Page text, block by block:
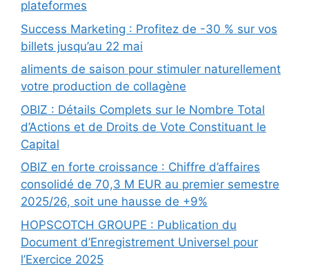
plateformes
Success Marketing : Profitez de -30 % sur vos
billets jusqu’au 22 mai
aliments de saison pour stimuler naturellement
votre production de collagène
OBIZ : Détails Complets sur le Nombre Total
d’Actions et de Droits de Vote Constituant le
Capital
OBIZ en forte croissance : Chiffre d’affaires
consolidé de 70,3 M EUR au premier semestre
2025/26, soit une hausse de +9%
HOPSCOTCH GROUPE : Publication du
Document d’Enregistrement Universel pour
l’Exercice 2025